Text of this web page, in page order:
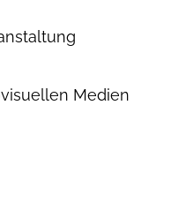
Medien